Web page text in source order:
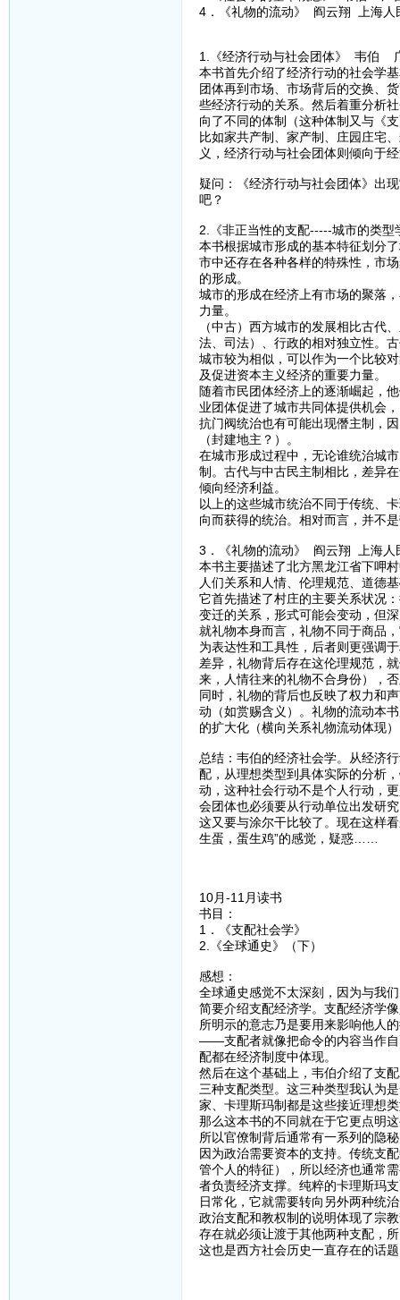
4．《礼物的流动》 阎云翔 上海人
1.《经济行动与社会团体》 韦伯
本书首先介绍了经济行动的社会学
团体再到市场、市场背后的交换、
些经济行动的关系。然后着重分析
向了不同的体制（这种体制又与《
比如家共产制、家产制、庄园庄宅
义，经济行动与社会团体则倾向于
疑问：《经济行动与社会团体》出
吧？
2.《非正当性的支配-----城市的类
本书根据城市形成的基本特征划分
市中还存在各种各样的特殊性，市
的形成。
城市的形成在经济上有市场的聚落
力量。
（中古）西方城市的发展相比古代
法、司法）、行政的相对独立性。
城市较为相似，可以作为一个比较
及促进资本主义经济的重要力量。
随着市民团体经济上的逐渐崛起，
业团体促进了城市共同体提供机会
抗门阀统治也有可能出现僭主制，
（封建地主？）。
在城市形成过程中，无论谁统治城
制。古代与中古民主制相比，差异
倾向经济利益。
以上的这些城市统治不同于传统、
向而获得的统治。相对而言，并不
3．《礼物的流动》 阎云翔 上海人
本书主要描述了北方黑龙江省下呷
人们关系和人情、伦理规范、道德
它首先描述了村庄的主要关系状况
变迁的关系，形式可能会变动，但
就礼物本身而言，礼物不同于商品
为表达性和工具性，后者则更强调
差异，礼物背后存在这伦理规范，
来，人情往来的礼物不合身份），
同时，礼物的背后也反映了权力和
动（如赏赐含义）。礼物的流动本
的扩大化（横向关系礼物流动体现
总结：韦伯的经济社会学。从经济
配，从理想类型到具体实际的分析
动，这种社会行动不是个人行动，
会团体也必须要从行动单位出发研
这又要与涂尔干比较了。现在这样
生蛋，蛋生鸡”的感觉，疑惑……
10月-11月读书
书目：
1．《支配社会学》
2.《全球通史》（下）
感想：
全球通史感觉不太深刻，因为与我
简要介绍支配经济学。支配经济学
所明示的意志乃是要用来影响他人
——支配者就像把命令的内容当作自
配都在经济制度中体现。
然后在这个基础上，韦伯介绍了支
三种支配类型。这三种类型我认为
家、卡理斯玛制都是这些接近理想
那么这本书的不同就在于它更点明
所以官僚制背后通常有一系列的隐
因为政治需要资本的支持。传统支
管个人的特征），所以经济也通常
者负责经济支撑。纯粹的卡理斯玛
日常化，它就需要转向另外两种统
政治支配和教权制的说明体现了宗
存在就必须让渡于其他两种支配，
这也是西方社会历史一直存在的话